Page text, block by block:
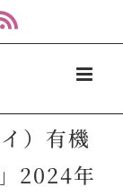
）有機
2024年